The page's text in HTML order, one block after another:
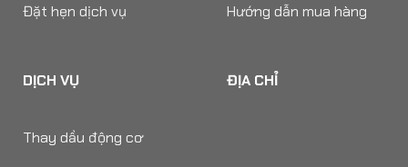
Đặt hẹn dịch vụ Hướng dẫn mua hàng
DỊCH VỤ
Thay dầu động cơ
ĐỊA CHỈ